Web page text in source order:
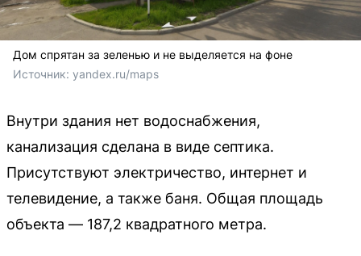
Дом спрятан за зеленью и не выделяется на фоне
Источник: yandex.ru/maps
Внутри здания нет водоснабжения,
канализация сделана в виде септика.
Присутствуют электричество, интернет и
телевидение, а также баня. Общая площадь
объекта — 187,2 квадратного метра.